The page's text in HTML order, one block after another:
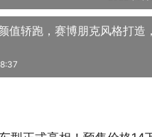
值轿跑，赛博朋克风格打造